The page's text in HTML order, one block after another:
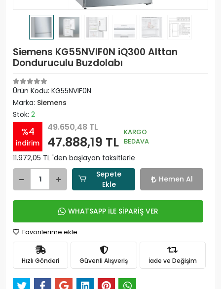
Siemens KG55NVIF0N iQ300 Alttan
Donduruculu Buzdolabı
Ürün Kodu: KG55NVIF0N
Marka: Siemens
Stok: 2
%4
indirim
49.650,48 TL
47.888,19 TL
KARGO
BEDAVA
11.972,05 TL 'den başlayan taksitlerle
Sepete
Ekle
Hemen Al
WHATSAPP İLE SİPARİŞ VER
Favorilerime ekle
Hızlı Gönderi Güvenli Alışveriş İade ve Değişim